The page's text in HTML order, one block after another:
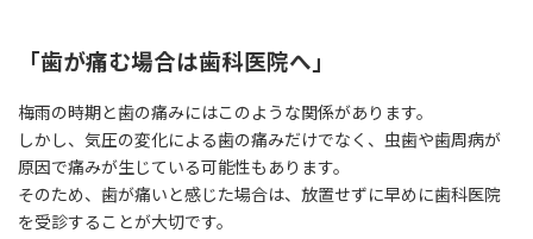
「歯が痛む場合は歯科医院へ」
梅雨の時期と歯の痛みにはこのような関係があります。
しかし、気圧の変化による歯の痛みだけでなく、虫歯や歯周病が
原因で痛みが生じている可能性もあります。
そのため、歯が痛いと感じた場合は、放置せずに早めに歯科医院
を受診することが大切です。